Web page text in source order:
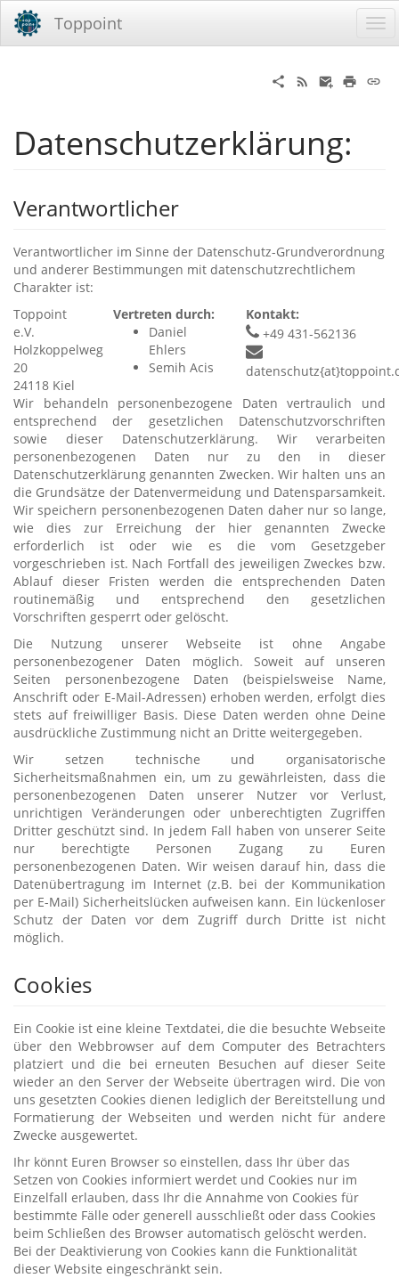
Toppoint
Datenschutzerklärung:
Verantwortlicher
Verantwortlicher im Sinne der Datenschutz-Grundverordnung
und anderer Bestimmungen mit datenschutzrechtlichem
Charakter ist:
Toppoint
e.V.
Holzkoppelweg
20
24118 Kiel
Vertreten durch:
Daniel
Ehlers
Semih Acis
Kontakt:
+49 431-562136
Wir behandeln personenbezogene Daten vertraulich und
entsprechend der gesetzlichen Datenschutzvorschriften
sowie dieser Datenschutzerklärung. Wir verarbeiten
personenbezogenen Daten nur zu den in dieser
Datenschutzerklärung genannten Zwecken. Wir halten uns an
die Grundsätze der Datenvermeidung und Datensparsamkeit.
Wir speichern personenbezogenen Daten daher nur so lange,
wie dies zur Erreichung der hier genannten Zwecke
erforderlich ist oder wie es die vom Gesetzgeber
vorgeschrieben ist. Nach Fortfall des jeweiligen Zweckes bzw.
Ablauf dieser Fristen werden die entsprechenden Daten
routinemäßig und entsprechend den gesetzlichen
Vorschriften gesperrt oder gelöscht.
Die Nutzung unserer Webseite ist ohne Angabe
personenbezogener Daten möglich. Soweit auf unseren
Seiten personenbezogene Daten (beispielsweise Name,
Anschrift oder E-Mail-Adressen) erhoben werden, erfolgt dies
stets auf freiwilliger Basis. Diese Daten werden ohne Deine
ausdrückliche Zustimmung nicht an Dritte weitergegeben.
Wir setzen technische und organisatorische
Sicherheitsmaßnahmen ein, um zu gewährleisten, dass die
personenbezogenen Daten unserer Nutzer vor Verlust,
unrichtigen Veränderungen oder unberechtigten Zugriffen
Dritter geschützt sind. In jedem Fall haben von unserer Seite
nur berechtigte Personen Zugang zu Euren
personenbezogenen Daten. Wir weisen darauf hin, dass die
Datenübertragung im Internet (z.B. bei der Kommunikation
per E-Mail) Sicherheitslücken aufweisen kann. Ein lückenloser
Schutz der Daten vor dem Zugriff durch Dritte ist nicht
möglich.
Cookies
Ein Cookie ist eine kleine Textdatei, die die besuchte Webseite
über den Webbrowser auf dem Computer des Betrachters
platziert und die bei erneuten Besuchen auf dieser Seite
wieder an den Server der Webseite übertragen wird. Die von
uns gesetzten Cookies dienen lediglich der Bereitstellung und
Formatierung der Webseiten und werden nicht für andere
Zwecke ausgewertet.
Ihr könnt Euren Browser so einstellen, dass Ihr über das
Setzen von Cookies informiert werdet und Cookies nur im
Einzelfall erlauben, dass Ihr die Annahme von Cookies für
bestimmte Fälle oder generell ausschließt oder dass Cookies
beim Schließen des Browser automatisch gelöscht werden.
Bei der Deaktivierung von Cookies kann die Funktionalität
dieser Website eingeschränkt sein.